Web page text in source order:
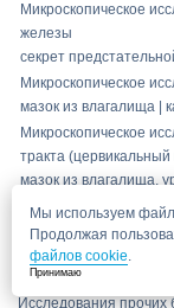
Микроскопическое
железы
секрет
Микроскопическое
мазок из влагалища |
Микроскопическое
тракта
мазок из влагалища,
Микроскопическое
железы в моче
моча | кач. | 1 день
Исследования прочих
Мы используем
Продолжая
файлов cookie.
Принимаю